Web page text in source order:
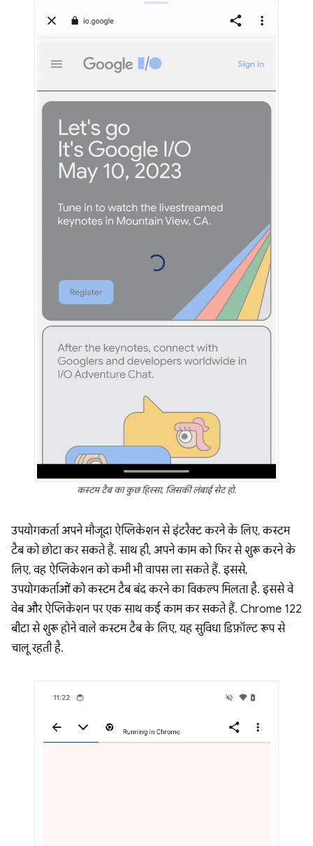
कस्टम टैब का कुछ हिस्सा, जिसकी लंबाई सेट हो.
उपयोगकर्ता अपने मौजूदा ऐप्लिकेशन से इंटरैक्ट करने के लिए, कस्टम
टैब को छोटा कर सकते हैं. साथ ही, अपने काम को फिर से शुरू करने के
लिए, वह ऐप्लिकेशन को कभी भी वापस ला सकते हैं. इससे,
उपयोगकर्ताओं को कस्टम टैब बंद करने का विकल्प मिलता है. इससे वे
वेब और ऐप्लिकेशन पर एक साथ कई काम कर सकते हैं. Chrome 122
बीटा से शुरू होने वाले कस्टम टैब के लिए, यह सुविधा डिफ़ॉल्ट रूप से
चालू रहती है.